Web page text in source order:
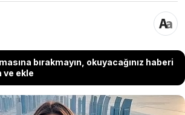
bırakmayın, okuyacağınız haberi
ve ekle